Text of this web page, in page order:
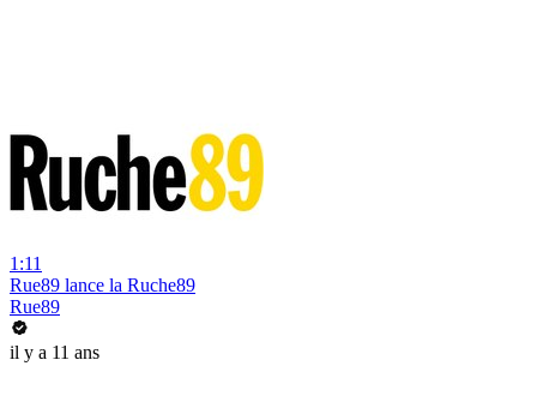
1:11
Rue89 lance la Ruche89
Rue89
il y a 11 ans